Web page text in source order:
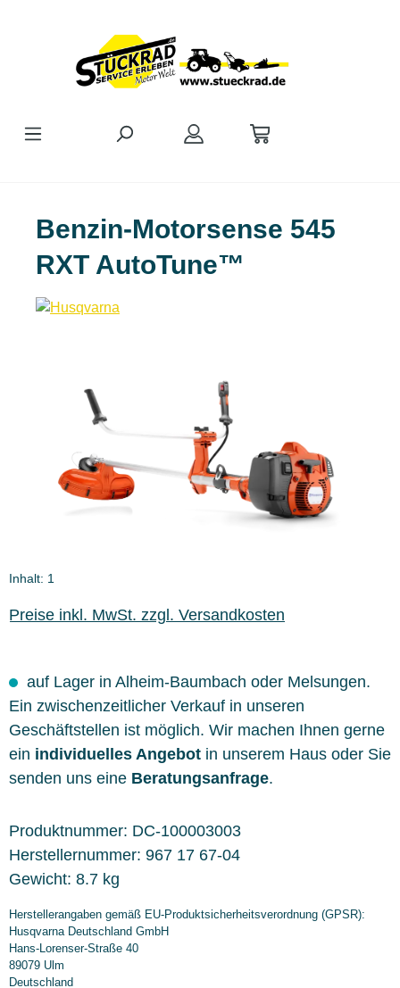
Benzin-Motorsense 545
RXT AutoTune™
Inhalt: 1
Preise inkl. MwSt. zzgl. Versandkosten
auf Lager in Alheim-Baumbach oder Melsungen.
Ein zwischenzeitlicher Verkauf in unseren
Geschäftstellen ist möglich. Wir machen Ihnen gerne
ein individuelles Angebot in unserem Haus oder Sie
senden uns eine Beratungsanfrage.
Produktnummer: DC-100003003
Herstellernummer: 967 17 67-04
Gewicht: 8.7 kg
Herstellerangaben gemäß EU-Produktsicherheitsverordnung (GPSR):
Husqvarna Deutschland GmbH
Hans-Lorenser-Straße 40
89079 Ulm
Deutschland